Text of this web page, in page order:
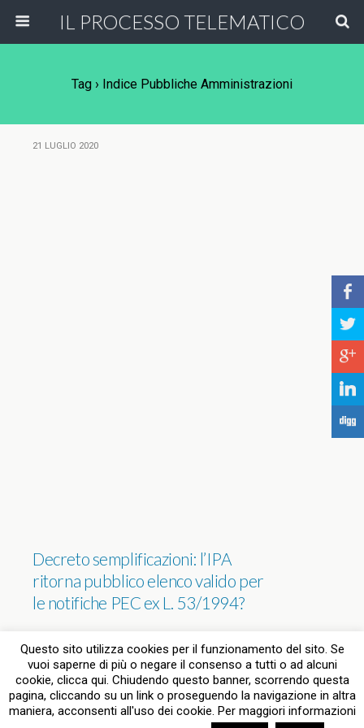
IL PROCESSO TELEMATICO
Tag › Indice Pubbliche Amministrazioni
21 LUGLIO 2020
Decreto semplificazioni: l’IPA
ritorna pubblico elenco valido per
le notifiche PEC ex L. 53/1994?
Torna su
Questo sito utilizza cookies per il funzionamento del sito. Se
vuoi saperne di più o negare il consenso a tutti o ad alcuni
cookie, clicca qui. Chiudendo questo banner, scorrendo questa
pagina, cliccando su un link o proseguendo la navigazione in altra
maniera, acconsenti all'uso dei cookie. Per maggiori informazioni
b
a
c
j
F